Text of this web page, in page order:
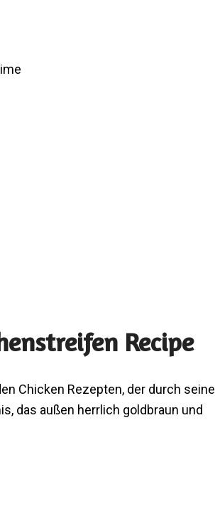
Recipe
Chicken Rezepten, der durch seine
das außen herrlich goldbraun und